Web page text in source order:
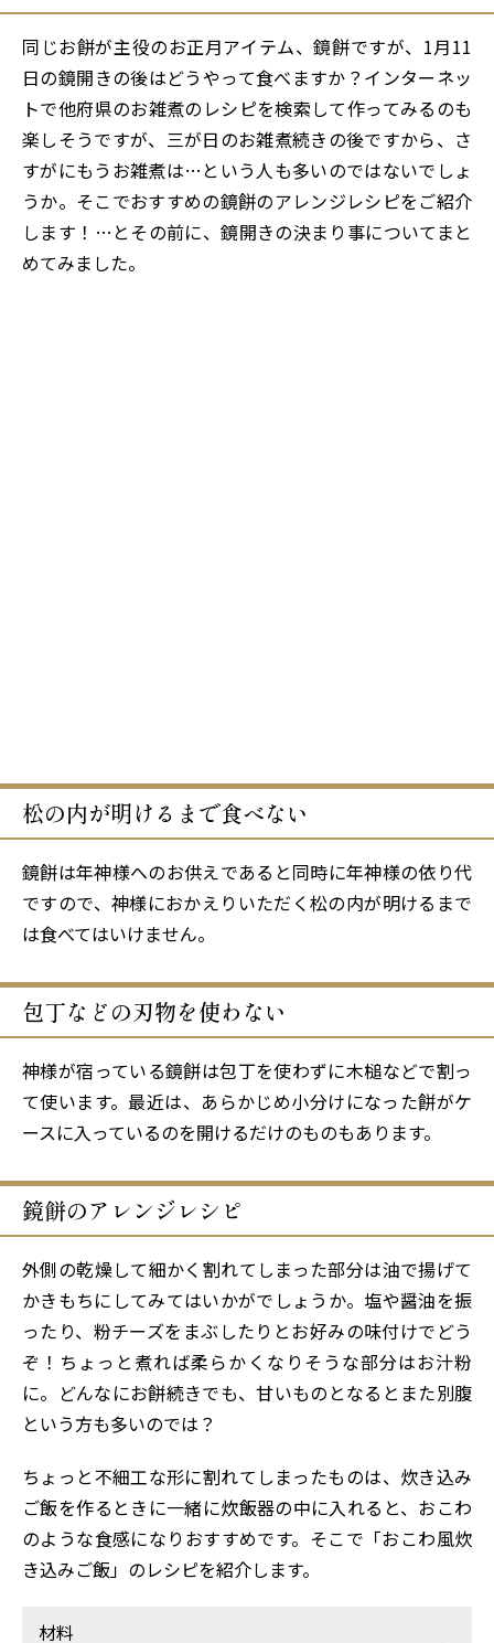
同じお餅が主役のお正月アイテム、鏡餅ですが、1月11
日の鏡開きの後はどうやって食べますか？インターネッ
トで他府県のお雑煮のレシピを検索して作ってみるのも
楽しそうですが、三が日のお雑煮続きの後ですから、さ
すがにもうお雑煮は…という人も多いのではないでしょ
うか。そこでおすすめの鏡餅のアレンジレシピをご紹介
します！…とその前に、鏡開きの決まり事についてまと
めてみました。
松の内が明けるまで食べない
鏡餅は年神様へのお供えであると同時に年神様の依り代
ですので、神様におかえりいただく松の内が明けるまで
は食べてはいけません。
包丁などの刃物を使わない
神様が宿っている鏡餅は包丁を使わずに木槌などで割っ
て使います。最近は、あらかじめ小分けになった餅がケ
ースに入っているのを開けるだけのものもあります。
鏡餅のアレンジレシピ
外側の乾燥して細かく割れてしまった部分は油で揚げて
かきもちにしてみてはいかがでしょうか。塩や醤油を振
ったり、粉チーズをまぶしたりとお好みの味付けでどう
ぞ！ちょっと煮れば柔らかくなりそうな部分はお汁粉
に。どんなにお餅続きでも、甘いものとなるとまた別腹
という方も多いのでは？
ちょっと不細工な形に割れてしまったものは、炊き込み
ご飯を作るときに一緒に炊飯器の中に入れると、おこわ
のような食感になりおすすめです。そこで「おこわ風炊
き込みご飯」のレシピを紹介します。
材料